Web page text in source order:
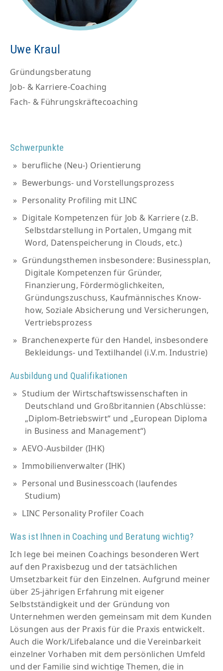
Uwe Kraul
Gründungsberatung
Job- & Karriere-Coaching
Fach- & Führungskräftecoaching
Schwerpunkte
berufliche (Neu-) Orientierung
Bewerbungs- und Vorstellungsprozess
Personality Profiling mit LINC
Digitale Kompetenzen für Job & Karriere (z.B.
Selbstdarstellung in Portalen, Umgang mit
Word, Datenspeicherung in Clouds, etc.)
Gründungsthemen insbesondere: Businessplan,
Digitale Kompetenzen für Gründer,
Finanzierung, Fördermöglichkeiten,
Gründungszuschuss, Kaufmännisches Know-
how, Soziale Absicherung und Versicherungen,
Vertriebsprozess
Branchenexperte für den Handel, insbesondere
Bekleidungs- und Textilhandel (i.V.m. Industrie)
Ausbildung und Qualifikationen
Studium der Wirtschaftswissenschaften in
Deutschland und Großbritannien (Abschlüsse:
„Diplom-Betriebswirt“ und „European Diploma
in Business and Management“)
AEVO-Ausbilder (IHK)
Immobilienverwalter (IHK)
Personal und Businesscoach (laufendes
Studium)
LINC Personality Profiler Coach
Was ist Ihnen in Coaching und Beratung wichtig?
Ich lege bei meinen Coachings besonderen Wert
auf den Praxisbezug und der tatsächlichen
Umsetzbarkeit für den Einzelnen. Aufgrund meiner
über 25-jährigen Erfahrung mit eigener
Selbstständigkeit und der Gründung von
Unternehmen werden gemeinsam mit dem Kunden
Lösungen aus der Praxis für die Praxis entwickelt.
Auch die Work/Lifebalance und die Vereinbarkeit
einzelner Vorhaben mit dem persönlichen Umfeld
und der Familie sind wichtige Themen, die in